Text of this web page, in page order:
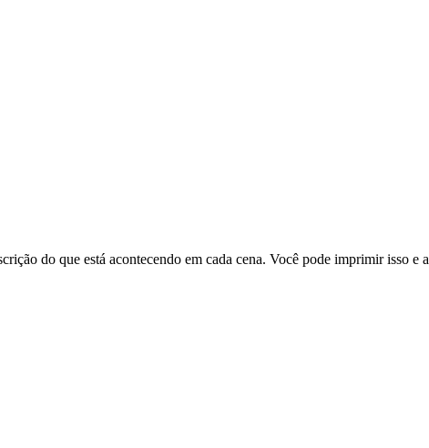
do que está acontecendo em cada cena. Você pode imprimir isso e